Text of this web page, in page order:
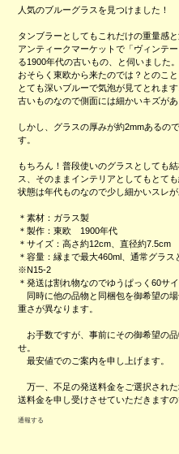
人気のブルーグラスを見つけました！
タンブラーとしてもこれだけの重量感
アンティークマーケットで「ヴィンテ
る1900年代の古いもの、と伺いました。
おそらく東欧から来たのでは？とのこと
とても深いブルーで気泡が見てとれます
古いものなので側面には細かいキズが
しかし、グラスの厚みが約2mmあるの
す。
もちろん！普段使いのグラスとしても
ス、そのままインテリアとしてもとても
状態は年代ものなので少し細かいスレが
＊素材：ガラス製
＊製作：東欧 1900年代
＊サイズ：高さ約12cm、直径約7.5cm
＊容量：縁まで最大460ml、通常グラ
※N15-2
＊発送は割れ物なのでゆうぱっく60サ
同時に他の品物と同梱包を御希望の
重さが異なります。
お手数ですが、事前にその御希望の
せ。
最安値でのご案内を申し上げます。
万一、不足の発送料金をご選択され
送料金を申し受けさせていただきます
通報する